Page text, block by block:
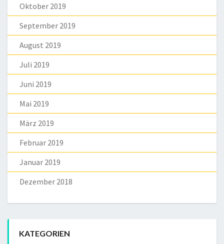
Oktober 2019
September 2019
August 2019
Juli 2019
Juni 2019
Mai 2019
März 2019
Februar 2019
Januar 2019
Dezember 2018
KATEGORIEN